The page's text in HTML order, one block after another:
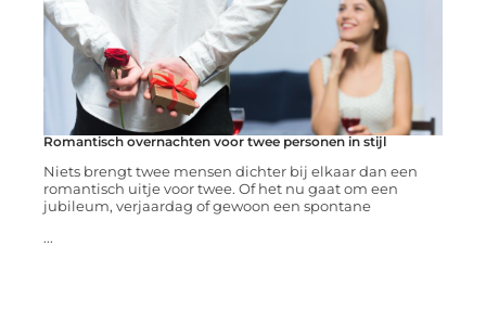
Romantisch overnachten voor twee personen in stijl
Niets brengt twee mensen dichter bij elkaar dan een
romantisch uitje voor twee. Of het nu gaat om een
jubileum, verjaardag of gewoon een spontane
...